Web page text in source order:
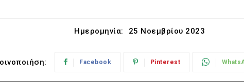
Ημερομηνία: 25 Νοεμβρίου 2023
Facebook Pinterest